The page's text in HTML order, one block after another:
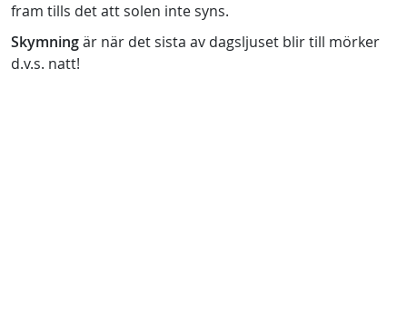
fram tills det att solen inte syns.
Skymningär när det sista av dagsljuset blir till mörker
d.v.s. natt!